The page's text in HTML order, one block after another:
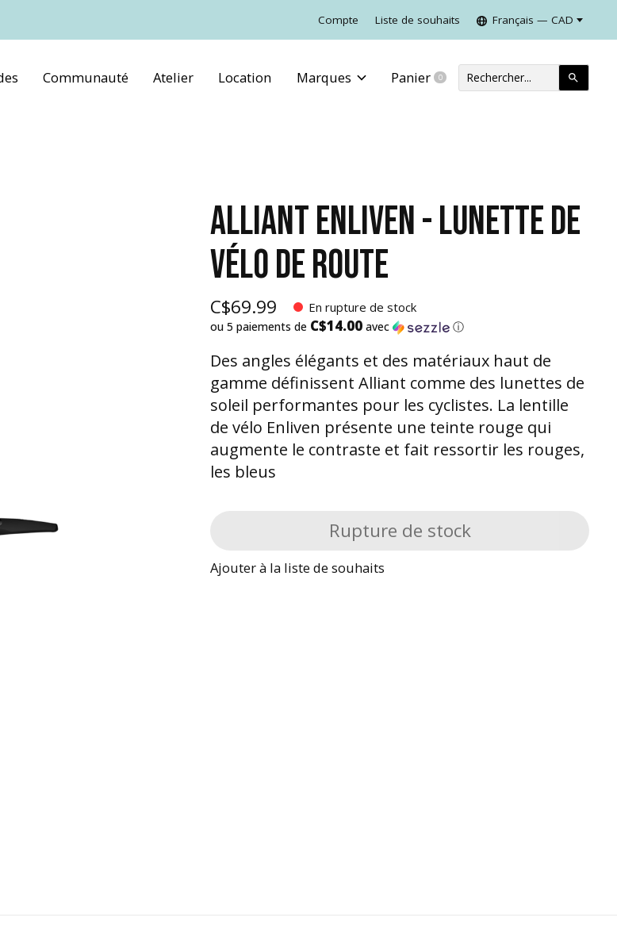
Compte Liste de souhaits Français — CAD
Communauté Atelier Location Marques Panier 0items
ALLIANT ENLIVEN - LUNETTE DE
VÉLO DE ROUTE
C$69.99 En rupture de stock
ou 5 paiements de C$14.00 avec ⓘ
Des angles élégants et des matériaux haut de
gamme définissent Alliant comme des lunettes de
soleil performantes pour les cyclistes. La lentille
de vélo Enliven présente une teinte rouge qui
augmente le contraste et fait ressortir les rouges,
les bleus
Rupture de stock
Ajouter à la liste de souhaits